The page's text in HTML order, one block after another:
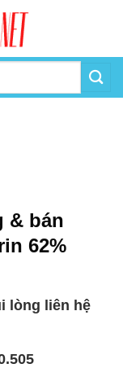
& bán
62%
lòng liên hệ